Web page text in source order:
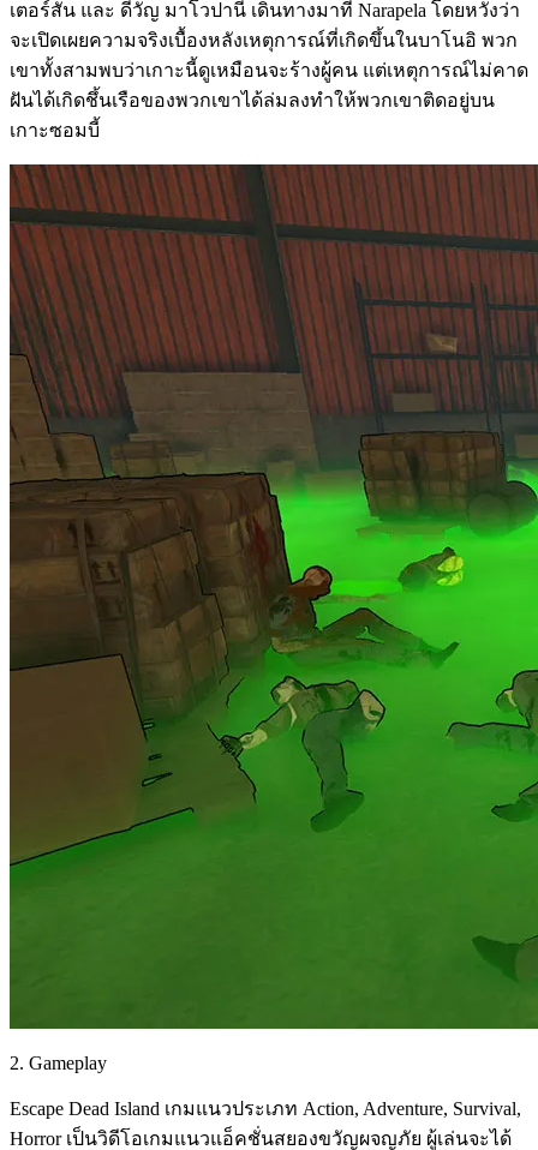
เตอร์สัน และ ดีวัญ มาโวปานี เดินทางมาที่ Narapela โดยหวังว่า
จะเปิดเผยความจริงเบื้องหลังเหตุการณ์ที่เกิดขึ้นในบาโนอิ พวก
เขาทั้งสามพบว่าเกาะนี้ดูเหมือนจะร้างผู้คน แต่เหตุการณ์ไม่คาด
ฝันได้เกิดชึ้นเรือของพวกเขาได้ล่มลงทำให้พวกเขาติดอยู่บน
เกาะซอมบี้
2. Gameplay
Escape Dead Island เกมแนวประเภท Action, Adventure, Survival,
Horror เป็นวิดีโอเกมแนวแอ็คชั่นสยองขวัญผจญภัย ผู้เล่นจะได้